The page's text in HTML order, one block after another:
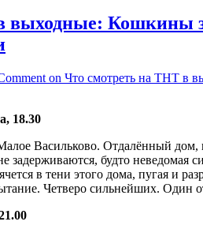
выходные: Кошкины
on Что смотреть на ТНТ в
18.30
Васильково. Отдалённый
задерживаются, будто
в тени этого дома, пугая и
Четверо сильнейших. Один